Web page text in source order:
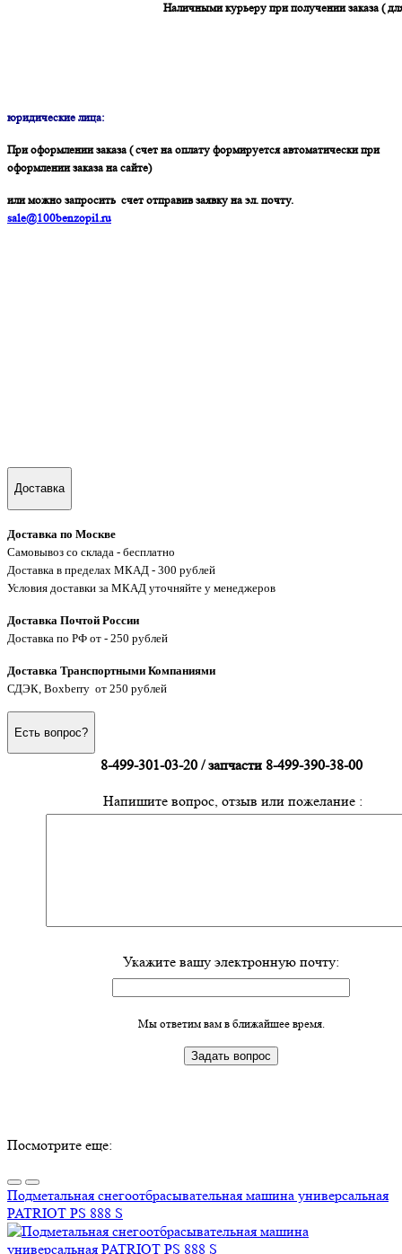
Наличными курьеру при получении заказа (
юридические лица:
При оформлении заказа ( счет на оплату формируется автоматически при
оформлении заказа на сайте)
или можно запросить счет отправив заявку на эл. почту.
sale@100benzopil.ru
Доставка
Доставка по Москве
Самовывоз со склада - бесплатно
Доставка в пределах МКАД - 300 рублей
Условия доставки за МКАД уточняйте у менеджеров
Доставка Почтой России
Доставка по РФ от - 250 рублей
Доставка Транспортными Компаниями
СДЭК, Boxberry от 250 рублей
Есть вопрос?
8-499-301-03-20 / запчасти 8-499-390-38-00
Напишите вопрос, отзыв или пожелание :
Укажите вашу электронную почту:
Мы ответим вам в ближайшее время.
Посмотрите еще:
Подметальная снегоотбрасывательная машина универсальная
PATRIOT PS 888 S